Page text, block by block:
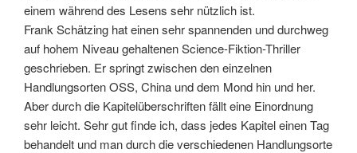
einem während des Lesens sehr nützlich ist.
Frank Schätzing hat einen sehr spannenden und durchweg
auf hohem Niveau gehaltenen Science-Fiktion-Thriller
geschrieben. Er springt zwischen den einzelnen
Handlungsorten OSS, China und dem Mond hin und her.
Aber durch die Kapitelüberschriften fällt eine Einordnung
sehr leicht. Sehr gut finde ich, dass jedes Kapitel einen Tag
behandelt und man durch die verschiedenen Handlungsorte